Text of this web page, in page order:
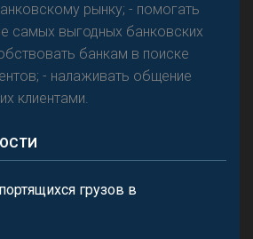
рынку; - помогать
самых выгодных банковских
банкам в поиске
- налаживать общение
клиентами.
грузов в